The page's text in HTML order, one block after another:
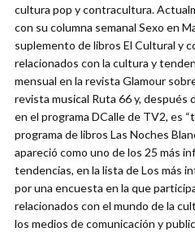
cultura pop y contracultura.
con su columna semanal Sexo en
suplemento de libros El Cultural y
relacionados con la cultura y
mensual en la revista Glamour
revista musical Ruta 66 y,
en el programa DCalle de TV2, es
programa de libros Las Noches
apareció como uno de los 25 más
tendencias, en la lista de Los más
por una encuesta en la que
relacionados con el mundo de la
los medios de comunicación y